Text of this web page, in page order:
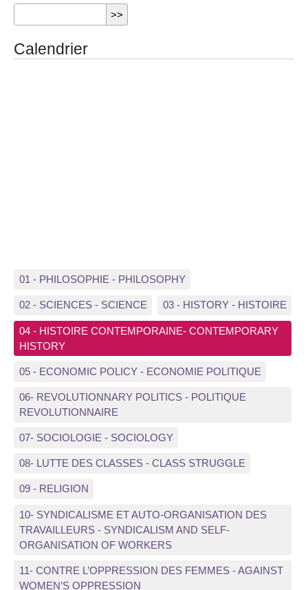
Calendrier
01 - PHILOSOPHIE - PHILOSOPHY
02 - SCIENCES - SCIENCE 03 - HISTORY - HISTOIRE
04 - HISTOIRE CONTEMPORAINE- CONTEMPORARY
HISTORY
05 - ECONOMIC POLICY - ECONOMIE POLITIQUE
06- REVOLUTIONNARY POLITICS - POLITIQUE
REVOLUTIONNAIRE
07- SOCIOLOGIE - SOCIOLOGY
08- LUTTE DES CLASSES - CLASS STRUGGLE
09 - RELIGION
10- SYNDICALISME ET AUTO-ORGANISATION DES
TRAVAILLEURS - SYNDICALISM AND SELF-
ORGANISATION OF WORKERS
11- CONTRE L’OPPRESSION DES FEMMES - AGAINST
WOMEN’S OPPRESSION